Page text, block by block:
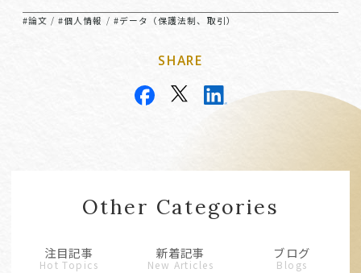
#論文 /#個人情報 / #データ（保護法制、取引）
SHARE
Other Categories
注目記事
Hot Topics
新着記事
New Articles
ブログ
Blogs